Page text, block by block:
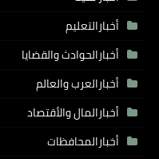
أخبارالتعليم
أخبارالحوادث والقضايا
أخبارالعرب والعالم
أخبارالمال والأقتصاد
أخبارالمحافظات